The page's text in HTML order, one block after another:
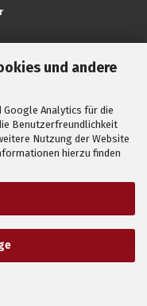
und andere
Google Analytics für die
Benutzerfreundlichkeit
Nutzung der Website
hierzu finden
Motive.